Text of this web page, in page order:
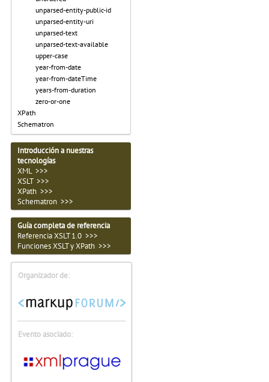
unparsed-entity-public-id
unparsed-entity-uri
unparsed-text
unparsed-text-available
upper-case
year-from-date
year-from-dateTime
years-from-duration
zero-or-one
XPath
Schematron
Introducción a nuestras
tecnologías
XML >>>
XSLT >>>
XPath >>>
Schematron >>>
Guía completa de referencia
Referencia XSLT 1.0 >>>
Funciones XSLT y XPath >>>
Organizador de:
Evento asociado: